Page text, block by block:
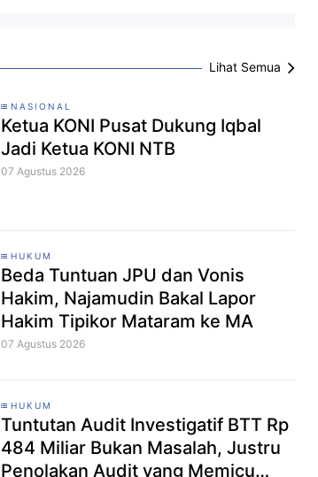
Lihat Semua
NASIONAL
Ketua KONI Pusat Dukung Iqbal
Jadi Ketua KONI NTB
07 Agustus 2026
HUKUM
Beda Tuntuan JPU dan Vonis
Hakim, Najamudin Bakal Lapor
Hakim Tipikor Mataram ke MA
07 Agustus 2026
HUKUM
Tuntutan Audit Investigatif BTT Rp
484 Miliar Bukan Masalah, Justru
Penolakan Audit yang Memicu